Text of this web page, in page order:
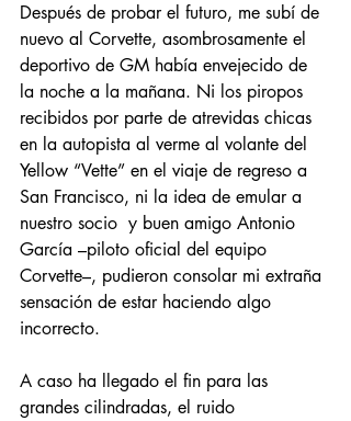
Después de probar el futuro, me subí de
nuevo al Corvette, asombrosamente el
deportivo de GM había envejecido de
la noche a la mañana. Ni los piropos
recibidos por parte de atrevidas chicas
en la autopista al verme al volante del
Yellow “Vette” en el viaje de regreso a
San Francisco, ni la idea de emular a
nuestro socio  y buen amigo Antonio
García –piloto oficial del equipo
Corvette–, pudieron consolar mi extraña
sensación de estar haciendo algo
incorrecto.
A caso ha llegado el fin para las
grandes cilindradas, el ruido